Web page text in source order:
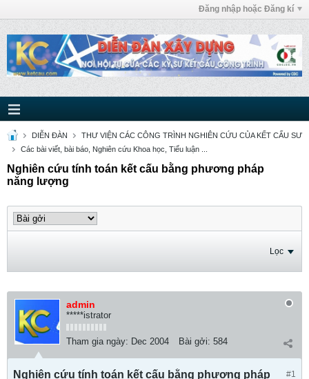
Đăng nhập hoặc Đăng kí
DIỄN ĐÀN
THƯ VIỆN CÁC CÔNG TRÌNH NGHIÊN CỨU CỦA KẾT CẤU SƯ
Các bài viết, bài báo, Nghiên cứu Khoa học, Tiểu luận ...
Nghiên cứu tính toán kết cấu bằng phương pháp
năng lượng
Lọc
admin
*****istrator
Tham gia ngày: Dec 2004 Bài gởi: 584
#1
Nghiên cứu tính toán kết cấu bằng phương pháp